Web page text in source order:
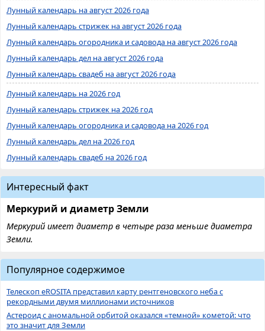
Лунный календарь на август 2026 года
Лунный календарь стрижек на август 2026 года
Лунный календарь огородника и садовода на август 2026 года
Лунный календарь дел на август 2026 года
Лунный календарь свадеб на август 2026 года
Лунный календарь на 2026 год
Лунный календарь стрижек на 2026 год
Лунный календарь огородника и садовода на 2026 год
Лунный календарь дел на 2026 год
Лунный календарь свадеб на 2026 год
Интересный факт
Меркурий и диаметр Земли
Меркурий имеет диаметр в четыре раза меньше диаметра
Земли.
Популярное содержимое
Телескоп eROSITA представил карту рентгеновского неба с
рекордными двумя миллионами источников
Астероид с аномальной орбитой оказался «темной» кометой: что
это значит для Земли